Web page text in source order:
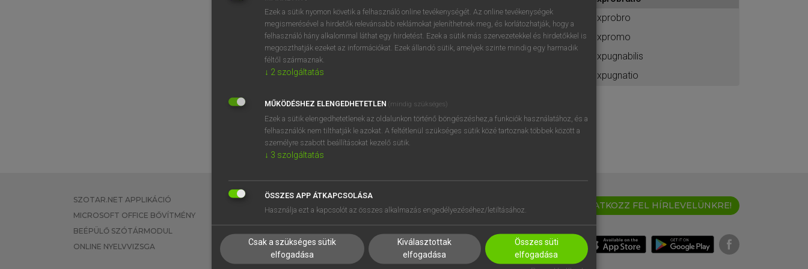
BELÉPÉS
próbaverziójának elindításához
regisztrálok ésbelépek.
REGISZTRÁCIÓ
exprobro
expromo
expugnabilis
expugnatio
SZOTAR.NET APPLIKÁCIÓ
MICROSOFT OFFICE BŐVÍTMÉNY
BEÉPÜLŐ SZÓTÁRMODUL
ONLINE NYELVVIZSGA
EGYÉNI FELHASZNÁLÓKNAK
TANULÓKNAK
VÁLLALATI MEGOLDÁSOK
SÚGÓ
RÓLUNK
SÜTI BEÁLLÍTÁSOK
IRATKOZZ FEL HÍRLEVELÜNKRE!
Ezek a sütik nyomon követik a felhasználó online tevékenységét. Az online tevékenységek
megismerésével a hirdetők relevánsabb reklámokat jeleníthetnek meg, és korlátozhatják, hogy a
felhasználó hány alkalommal láthat egy hirdetést. Ezek a sütik más szervezetekkel és hirdetőkkel is
megoszthatják ezeket az információkat. Ezek állandó sütik, amelyek szinte mindig egy harmadik
féltől származnak.
↓ 2 szolgáltatás
MŰKÖDÉSHEZ ELENGEDHETETLEN (mindig szükséges)
Ezek a sütik elengedhetetlenek az oldalunkon történő böngészéshez,a funkciók használatához, és a
felhasználók nem tilthatják le azokat. A feltétlenül szükséges sütik közé tartoznak többek között a
személyre szabott beállításokat kezelő sütik.
↓ 3 szolgáltatás
ÖSSZES APP ÁTKAPCSOLÁSA
Használja ezt a kapcsolót az összes alkalmazás engedélyezéséhez/letiltásához.
Csak a szükséges sütik
elfogadása
Kiválasztottak
elfogadása
Összes süti
elfogadása